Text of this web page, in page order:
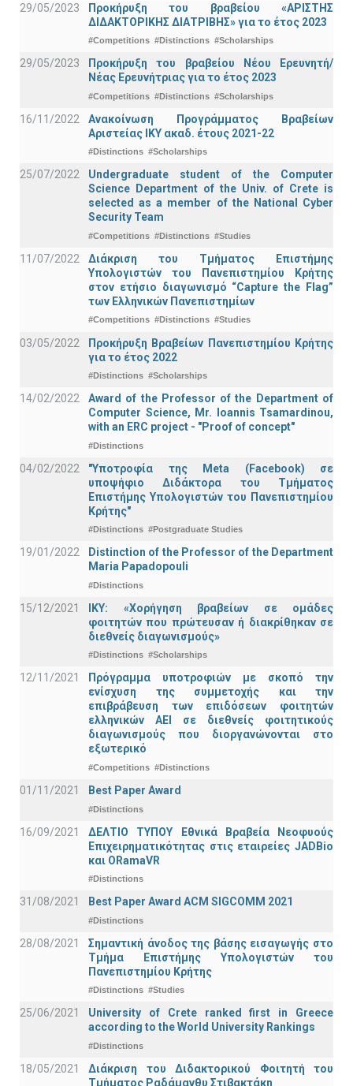
29/05/2023
Προκήρυξη του βραβείου «ΑΡΙΣΤΗΣ
ΔΙΔΑΚΤΟΡΙΚΗΣ ΔΙΑΤΡΙΒΗΣ» για το έτος 2023
#Competitions #Distinctions #Scholarships
29/05/2023
Προκήρυξη του βραβείου Νέου Ερευνητή/
Νέας Ερευνήτριας για το έτος 2023
#Competitions #Distinctions #Scholarships
16/11/2022
Ανακοίνωση Προγράμματος Βραβείων
Αριστείας ΙΚΥ ακαδ. έτους 2021-22
#Distinctions #Scholarships
25/07/2022
Undergraduate student of the Computer
Science Department of the Univ. of Crete is
selected as a member of the National Cyber
Security Team
#Competitions #Distinctions #Studies
11/07/2022
Διάκριση του Τμήματος Επιστήμης
Υπολογιστών του Πανεπιστημίου Κρήτης
στον ετήσιο διαγωνισμό “Capture the Flag”
των Ελληνικών Πανεπιστημίων
#Competitions #Distinctions #Studies
03/05/2022
Προκήρυξη Βραβείων Πανεπιστημίου Κρήτης
για το έτος 2022
#Distinctions #Scholarships
14/02/2022
Award of the Professor of the Department of
Computer Science, Mr. Ioannis Tsamardinou,
with an ERC project - "Proof of concept"
#Distinctions
04/02/2022
"Υποτροφία της Meta (Facebook) σε
υποψήφιο Διδάκτορα του Τμήματος
Επιστήμης Υπολογιστών του Πανεπιστημίου
Κρήτης"
#Distinctions #Postgraduate Studies
19/01/2022
Distinction of the Professor of the Department
Maria Papadopouli
#Distinctions
15/12/2021
IKY: «Χορήγηση βραβείων σε ομάδες
φοιτητών που πρώτευσαν ή διακρίθηκαν σε
διεθνείς διαγωνισμούς»
#Distinctions #Scholarships
12/11/2021
Πρόγραμμα υποτροφιών με σκοπό την
ενίσχυση της συμμετοχής και την
επιβράβευση των επιδόσεων φοιτητών
ελληνικών ΑΕΙ σε διεθνείς φοιτητικούς
διαγωνισμούς που διοργανώνονται στο
εξωτερικό
#Competitions #Distinctions
01/11/2021 Best Paper Award
#Distinctions
16/09/2021
ΔΕΛΤΙΟ ΤΥΠΟΥ Εθνικά Βραβεία Νεοφυούς
Επιχειρηματικότητας στις εταιρείες JADBio
και ORamaVR
#Distinctions
31/08/2021 Best Paper Award ACM SIGCOMM 2021
#Distinctions
28/08/2021
Σημαντική άνοδος της βάσης εισαγωγής στο
Τμήμα Επιστήμης Υπολογιστών του
Πανεπιστημίου Κρήτης
#Distinctions #Studies
25/06/2021
University of Crete ranked first in Greece
according to the World University Rankings
#Distinctions
18/05/2021
Διάκριση του Διδακτορικού Φοιτητή του
Τμήματος Ραδάμανθυ Στιβακτάκη